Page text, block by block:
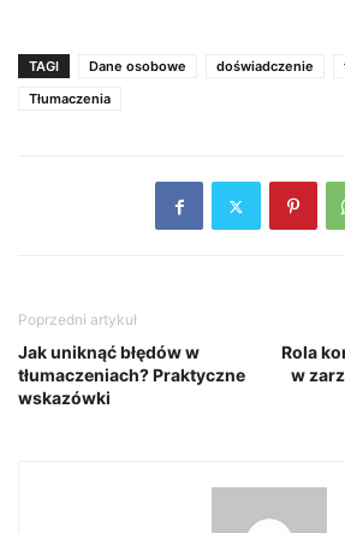
TAGI Dane osobowe doświadczenie
Tłumaczenia
Poprzedni artykuł
Jak uniknąć błędów w
tłumaczeniach? Praktyczne
wskazówki
Rola
w